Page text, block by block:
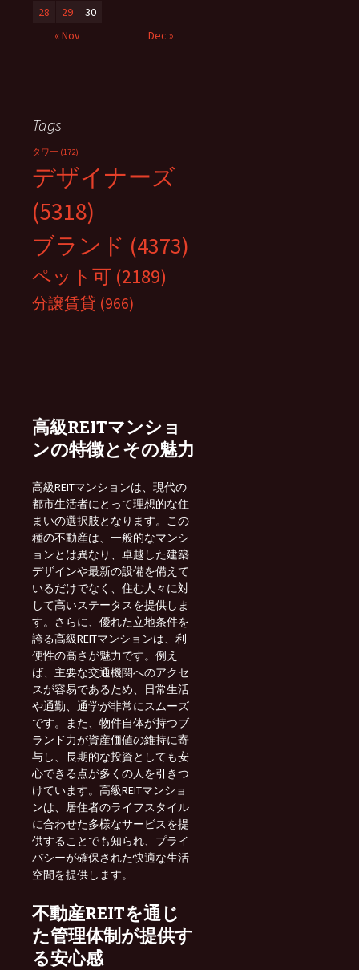
« Nov Dec »
28
29 30
Tags
タワー (172)
デザイナーズ
(5318)
ブランド (4373)
ペット可 (2189)
分譲賃貸 (966)
高級REITマンショ
ンの特徴とその魅力
高級REITマンションは、現代の
都市生活者にとって理想的な住
まいの選択肢となります。この
種の不動産は、一般的なマンシ
ョンとは異なり、卓越した建築
デザインや最新の設備を備えて
いるだけでなく、住む人々に対
して高いステータスを提供しま
す。さらに、優れた立地条件を
誇る高級REITマンションは、利
便性の高さが魅力です。例え
ば、主要な交通機関へのアクセ
スが容易であるため、日常生活
や通勤、通学が非常にスムーズ
です。また、物件自体が持つブ
ランド力が資産価値の維持に寄
与し、長期的な投資としても安
心できる点が多くの人を引きつ
けています。高級REITマンショ
ンは、居住者のライフスタイル
に合わせた多様なサービスを提
供することでも知られ、プライ
バシーが確保された快適な生活
空間を提供します。
不動産REITを通じ
た管理体制が提供す
る安心感